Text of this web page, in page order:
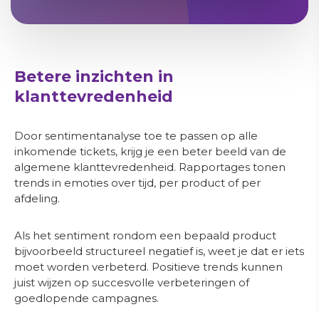
Betere inzichten in
klanttevredenheid
Door sentimentanalyse toe te passen op alle
inkomende tickets, krijg je een beter beeld van de
algemene klanttevredenheid. Rapportages tonen
trends in emoties over tijd, per product of per
afdeling.
Als het sentiment rondom een bepaald product
bijvoorbeeld structureel negatief is, weet je dat er iets
moet worden verbeterd. Positieve trends kunnen
juist wijzen op succesvolle verbeteringen of
goedlopende campagnes.
Raymond Hewitt
Eigenaar
+31 (0)85 303 13 46
info@mobile-xl.nl
Gemiddelde beoordeling: 4.9/5